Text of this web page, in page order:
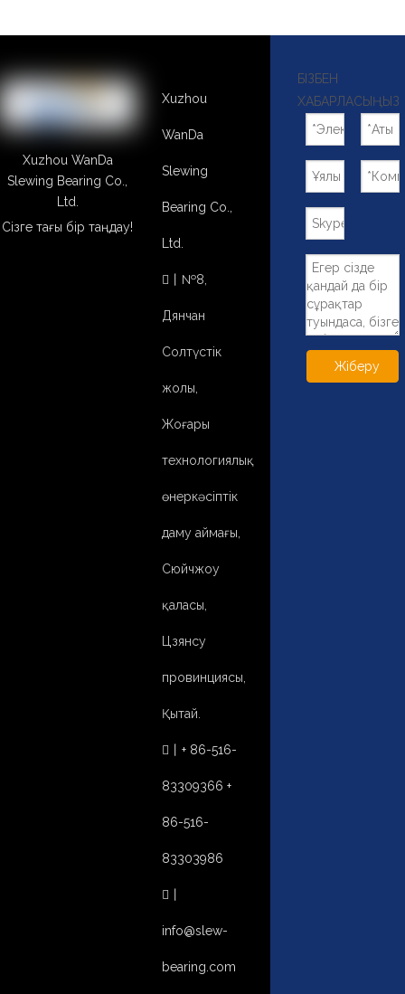
Xuzhou WanDa
Slewing Bearing Co.,
Ltd.
Сізге тағы бір таңдау!
Xuzhou
WanDa
Slewing
Bearing Co.,
Ltd.
 丨№8,
Дянчан
Солтүстік
жолы,
Жоғары
технологиялық
өнеркәсіптік
даму аймағы,
Сюйчжоу
қаласы,
Цзянсу
провинциясы,
Қытай.
 丨+ 86-516-
83309366 +
86-516-
83303986

info@slew-
bearing.com
БІЗБЕН
ХАБАРЛАСЫҢЫЗ
Жіберу